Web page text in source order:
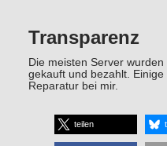
Transparenz
Die meisten Server
gekauft und bezahlt. Einige
Reparatur bei mir.
teilen